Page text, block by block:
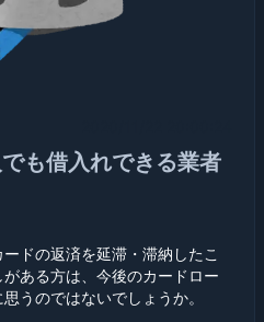
も借入れできる業者
ドの返済を延滞・滞納したこ
ある方は、今後のカードロー
うのではないでしょうか。